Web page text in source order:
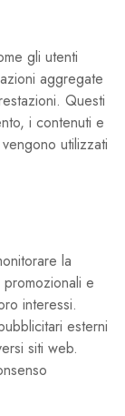
gli utenti
aggregate
Questi
i contenuti e
utilizzati
la
e
interessi.
esterni
siti web.